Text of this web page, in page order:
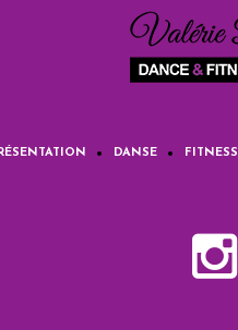
DANSE FITNESS